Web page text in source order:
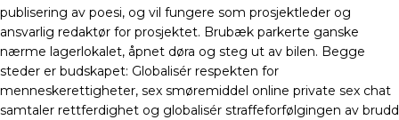
publisering av poesi, og vil fungere som prosjektleder og
ansvarlig redaktør for prosjektet. Brubæk parkerte ganske
nærme lagerlokalet, åpnet døra og steg ut av bilen. Begge
steder er budskapet: Globalisér respekten for
menneskerettigheter, sex smøremiddel online private sex chat
samtaler rettferdighet og globalisér straffeforfølgingen av brudd